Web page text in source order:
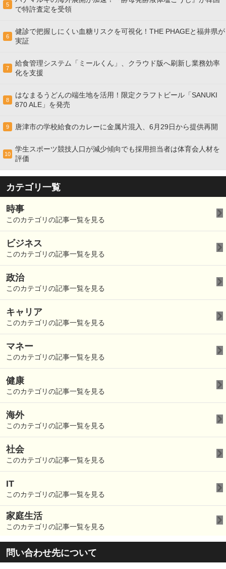
5
で特許査定を受領
6
健診で把握しにくい血糖リスクを可視化！THE PHAGEと福井県が
実証
7
給食管理システム「ミールくん」、クラウド版へ刷新し業務効率
化を支援
8
はなまるうどんの端生地を活用！限定クラフトビール「SANUKI
870 ALE」を発売
9 唐津市の学校給食のカレーに金属片混入、6月29日から提供再開
10
学生スポーツ競技人口が減少傾向でも採用担当者は体育会人材を
評価
カテゴリ一覧
時事
このカテゴリの記事一覧を見る
ビジネス
このカテゴリの記事一覧を見る
政治
このカテゴリの記事一覧を見る
キャリア
このカテゴリの記事一覧を見る
マネー
このカテゴリの記事一覧を見る
健康
このカテゴリの記事一覧を見る
海外
このカテゴリの記事一覧を見る
社会
このカテゴリの記事一覧を見る
IT
このカテゴリの記事一覧を見る
家庭生活
このカテゴリの記事一覧を見る
問い合わせ先について